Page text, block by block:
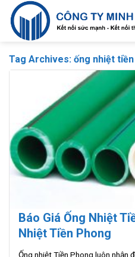
Skip
content
Tag Archives: ống nhiệt
Báo Giá Ống Nhiệt
Nhiệt Tiền Phong
Ống nhiệt Tiền Phong luôn